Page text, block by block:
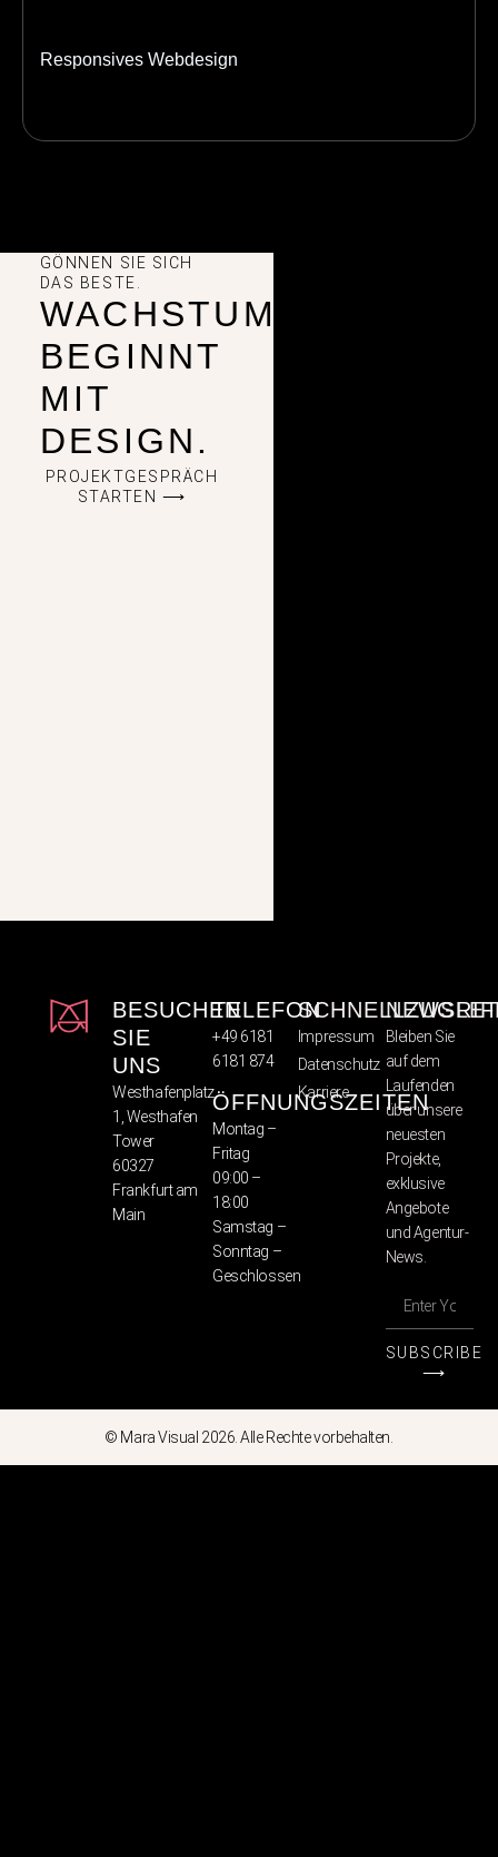
Responsives Webdesign
GÖNNEN SIE SICH
DAS BESTE.
WACHSTUM
BEGINNT
MIT
DESIGN.
PROJEKTGESPRÄCH
STARTEN ⟶
BESUCHEN
SIE
UNS
Westhafenplatz
1, Westhafen
Tower
60327
Frankfurt am
Main
TELEFON
+49 6181
6181 874
ÖFFNUNGSZEITEN
Montag –
Fritag
09:00 –
18:00
Samstag –
Sonntag –
Geschlossen
Impressum
Datenschutz
Karriere
Bleiben Sie
auf dem
Laufenden
über unsere
neuesten
Projekte,
exklusive
Angebote
und Agentur-
News.
SUBSCRIBE
⟶
© Mara Visual 2026. Alle Rechte vorbehalten.